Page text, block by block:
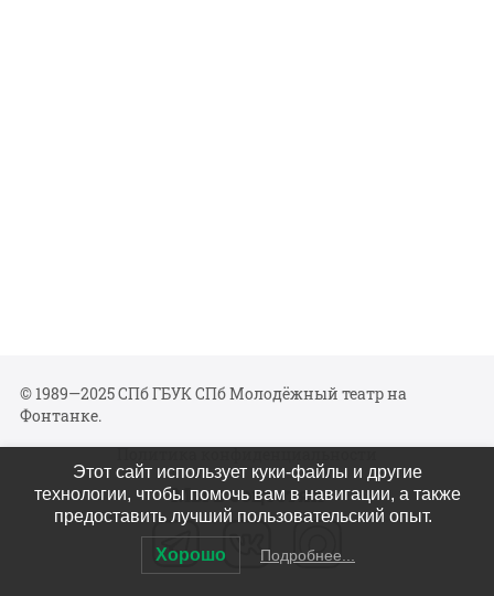
© 1989—2025 СПб ГБУК СПб Молодёжный театр на
Фонтанке.
Политика конфиденциальности
Мы в соцсетях
Этот сайт использует куки-файлы и другие
технологии, чтобы помочь вам в навигации, а также
предоставить лучший пользовательский опыт.
Хорошо Подробнее...